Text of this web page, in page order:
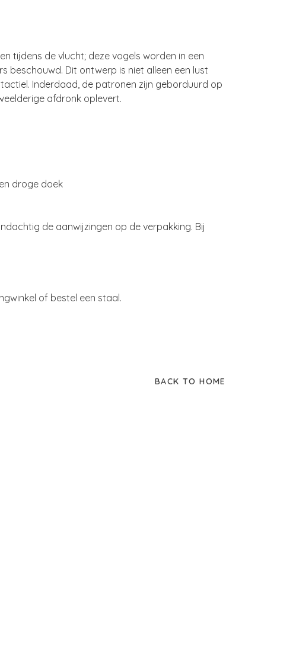
tijdens de vlucht; deze vogels worden in een
beschouwd. Dit ontwerp is niet alleen een lust
Inderdaad, de patronen zijn geborduurd op
afdronk oplevert.
droge doek
de aanwijzingen op de verpakking. Bij
of bestel een staal.
BACK TO HOME